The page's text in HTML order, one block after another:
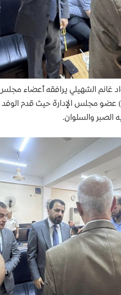
غانم الشهيلي يرافقه أعضاء مجلس
عضو مجلس الإدارة حيث قدم الوفد
الصبر والسلوان.